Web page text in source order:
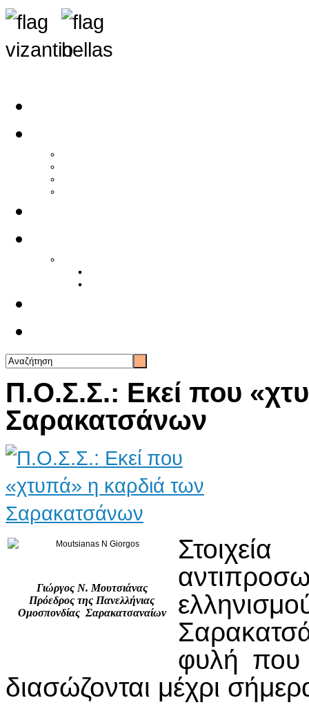
Π.Ο.Σ.Σ.: Εκεί που
Σαρακατσάνων
Γιώργος Ν. Μουτσιάνας
Πρόεδρος της Πανελλήνιας
Ομοσπονδίας Σαρακατσαναίων
φυλή που
διασώζονται μέχρι